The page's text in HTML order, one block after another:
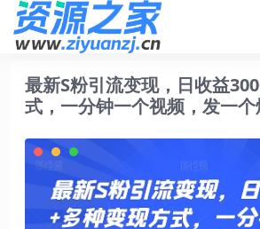
最新S粉引流变现，日收益
式，一分钟一个视频，发一